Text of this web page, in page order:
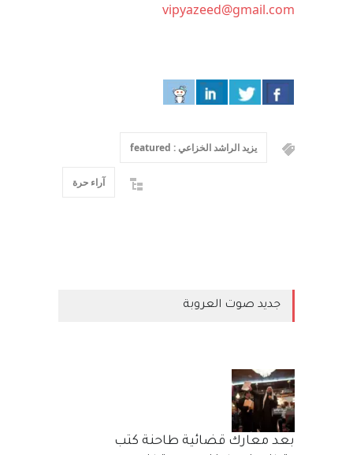
vipyazeed@gmail.com
يزيد الراشد الخزاعي : featured
آراء حرة
جديد صوت العروبة
بعد معارك قضائية طاحنة كتب